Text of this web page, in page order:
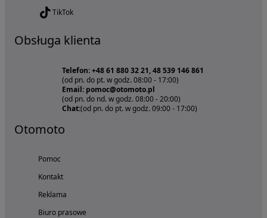
TikTok
Obsługa klienta
Telefon: +48 61 880 32 21, 48 539 146 861
(od pn. do pt. w godz. 08:00 - 17:00)
Email: pomoc@otomoto.pl
(od pn. do nd. w godz. 08:00 - 20:00)
Chat:(od pn. do pt. w godz. 09:00 - 17:00)
Otomoto
Pomoc
Kontakt
Reklama
Biuro prasowe